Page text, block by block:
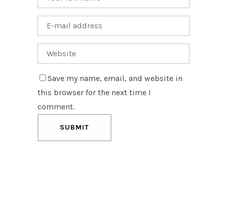
Save my name, email, and website in
this browser for the next time I
comment.